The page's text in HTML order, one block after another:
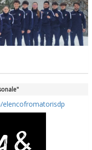
elencofromatorisdp